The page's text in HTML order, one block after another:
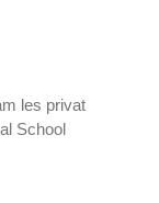
les privat
School